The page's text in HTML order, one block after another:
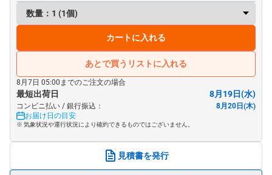
カートに入れる
あとで買うリストに入れる
8月7日 05:00までのご注文の場合
最短出荷日 8月19日(水)
コンビニ払い / 銀行振込：
8月20日(木)
お届け日の目安
※ 気象状況や運行状況により確約できるものではございません。
見積書を発行